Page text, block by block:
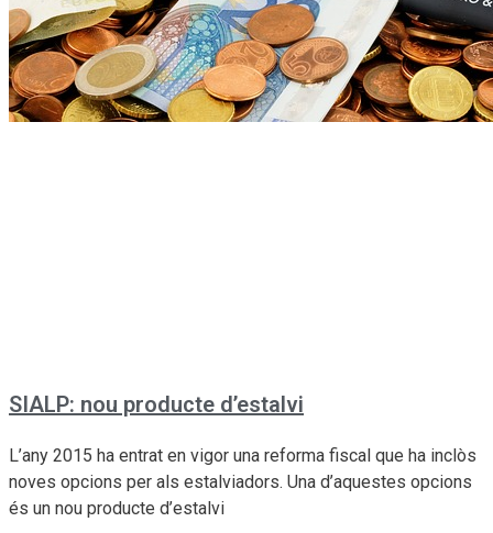
SIALP: nou producte d’estalvi
L’any 2015 ha entrat en vigor una reforma fiscal que ha inclòs
noves opcions per als estalviadors. Una d’aquestes opcions
és un nou producte d’estalvi